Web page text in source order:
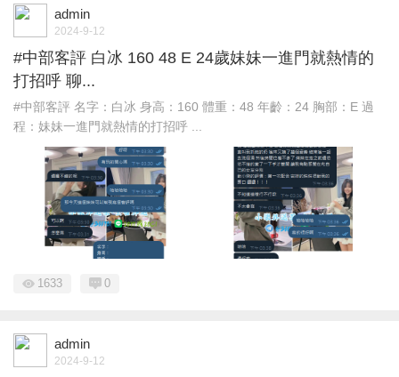
admin
2024-9-12
#中部客評 白冰 160 48 E 24歲妹妹一進門就熱情的
打招呼 聊...
#中部客評 名字：白冰 身高：160 體重：48 年齡：24 胸部：E 過
程：妹妹一進門就熱情的打招呼 ...
1633 0
admin
2024-9-12